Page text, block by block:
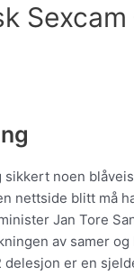
noen
nettside blitt må
Jan Tore
av samer
delesjon er en